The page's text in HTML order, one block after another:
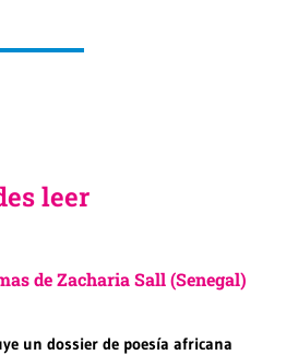
leer
de Zacharia Sall (Senegal)
un dossier de poesía africana